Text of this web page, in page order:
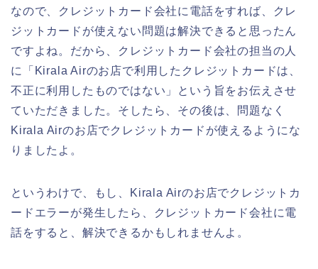
なので、クレジットカード会社に電話をすれば、クレ
ジットカードが使えない問題は解決できると思ったん
ですよね。だから、クレジットカード会社の担当の人
に「Kirala Airのお店で利用したクレジットカードは、
不正に利用したものではない」という旨をお伝えさせ
ていただきました。そしたら、その後は、問題なく
Kirala Airのお店でクレジットカードが使えるようにな
りましたよ。
というわけで、もし、Kirala Airのお店でクレジットカ
ードエラーが発生したら、クレジットカード会社に電
話をすると、解決できるかもしれませんよ。